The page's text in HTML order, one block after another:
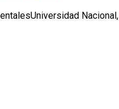
Nacional,